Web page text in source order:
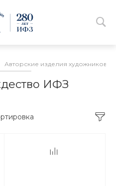
Авторские изделия художников
ИФЗ